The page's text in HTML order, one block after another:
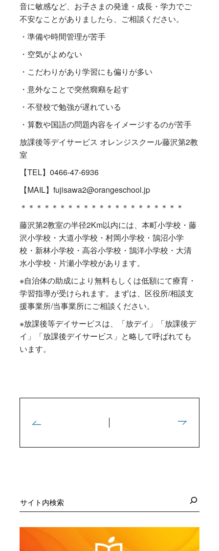
音に敏感など、お子さまの発達・成長・学力でご
不安なことがありましたら、ご相談ください。
・準備や時間管理が苦手
・空気がよめない
・こだわりがあり学習にも偏りが多い
・意外なことで突然癇癪を起す
・不登校で勉強が遅れている
・算数や国語の問題内容をイメージするのが苦手
放課後等デイサービス オレンジスクール藤沢第2教
室
【TEL】0466-47-6936
【MAIL】fujisawa2@orangeschool.jp
＊＊＊＊＊＊＊＊＊＊＊＊＊＊＊＊＊＊＊＊＊
藤沢第2教室の半径2Km以内には、本町小学校・藤
沢小学校・大道小学校・村岡小学校・鵠沼小学
校・新林小学校・高谷小学校・鵠洋小学校・大清
水小学校・片瀬小学校があります。
※自治体の助成により無料もしくは低額にて療育・
学習指導が受けられます。まずは、区役所/相談支
援事業所/当事業所にご相談ください。
※放課後等デイサービスは、「放デイ」「放課後デ
イ」「放課後デイサービス」と略して呼ばれても
います。
索